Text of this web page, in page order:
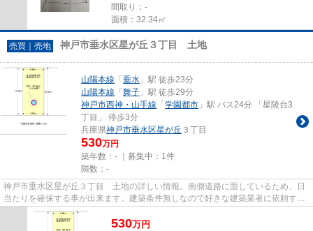
間取り：-
面積：32.34㎡
売買｜売地 神戸市垂水区星が丘３丁目 土地
山陽本線 「 垂水 」駅 徒歩23分
山陽本線 「 舞子 」駅 徒歩29分
神戸市西神・山手線 「 学園都市 」駅 バス24分 「星陵台3
丁目」 停歩3分
兵庫県神戸市垂水区星が丘 ３丁目
530万円
築年数：- ｜募集中： 1件
階数：-
神戸市垂水区星が丘３丁目 土地の詳しい情報。南側道路に面しているため、日
当たりを確保する事が出来ます。建築条件無しなので好きな建築業者に依頼する
ことができます。土地面積は4...
530万円